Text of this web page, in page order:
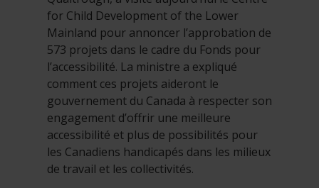
for Child Development of the Lower
Mainland pour annoncer l’approbation de
573 projets dans le cadre du Fonds pour
l’accessibilité. La ministre a expliqué
comment ces projets aideront le
gouvernement du Canada à respecter son
engagement d’offrir une meilleure
accessibilité et plus de possibilités pour
les Canadiens handicapés dans les milieux
de travail et les collectivités.